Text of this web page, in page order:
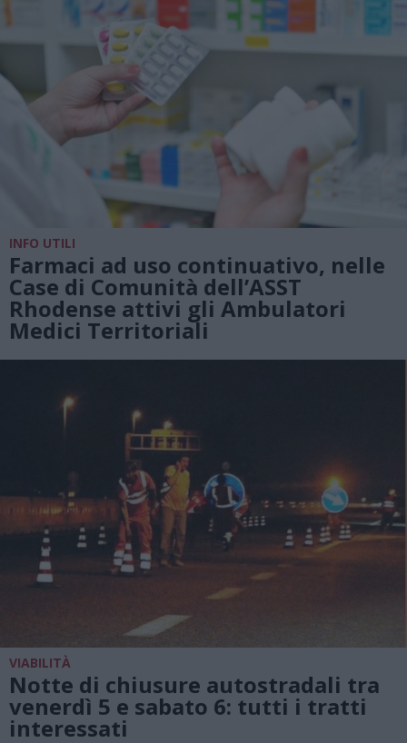
INFO UTILI
Farmaci ad uso continuativo, nelle
Case di Comunità dell’ASST
Rhodense attivi gli Ambulatori
Medici Territoriali
VIABILITÀ
Notte di chiusure autostradali tra
venerdì 5 e sabato 6: tutti i tratti
interessati